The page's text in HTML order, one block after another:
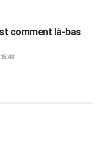
comment là-bas